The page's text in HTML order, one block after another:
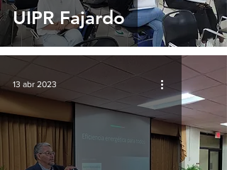
UIPR Fajardo
13 abr 2023